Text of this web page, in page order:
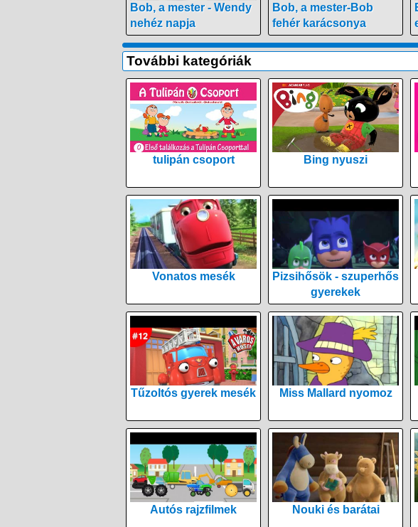
Bob, a mester - Wendy
nehéz napja
Bob, a mester-Bob
fehér karácsonya
További kategóriák
tulipán csoport Bing nyuszi
Vonatos mesék
Pizsihősök - szuperhős
gyerekek
Tűzoltós gyerek mesék Miss Mallard nyomoz
Autós rajzfilmek Nouki és barátai